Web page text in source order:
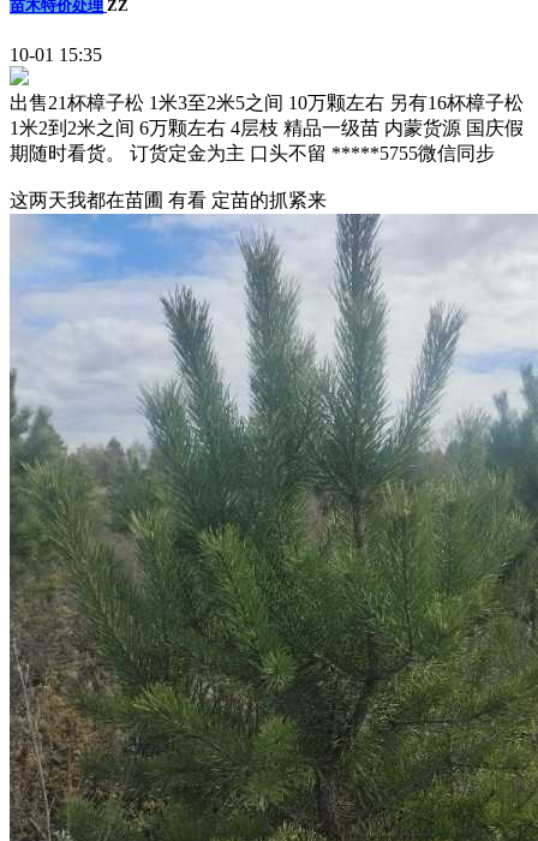
苗木特价处理 ZZ
10-01 15:35
出售21杯樟子松 1米3至2米5之间 10万颗左右 另有16杯樟子松
1米2到2米之间 6万颗左右 4层枝 精品一级苗 内蒙货源 国庆假
期随时看货。 订货定金为主 口头不留 *****5755微信同步
这两天我都在苗圃 有看 定苗的抓紧来